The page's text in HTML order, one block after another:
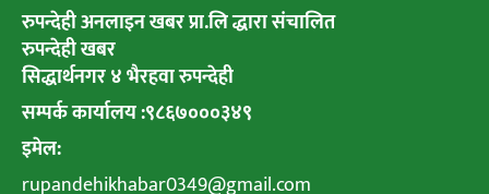
रुपन्देही अनलाइन खबर प्रा.लि द्धारा संचालित
रुपन्देही खबर
सिद्धार्थनगर ४ भैरहवा रुपन्देही
सम्पर्क कार्यालय :९८६७०००३४९
इमेल:
rupandehikhabar0349@gmail.com